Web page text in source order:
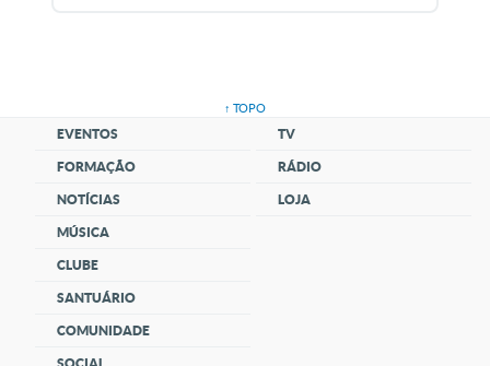
↑ TOPO
EVENTOS
FORMAÇÃO
NOTÍCIAS
MÚSICA
CLUBE
SANTUÁRIO
COMUNIDADE
SOCIAL
TV
RÁDIO
LOJA